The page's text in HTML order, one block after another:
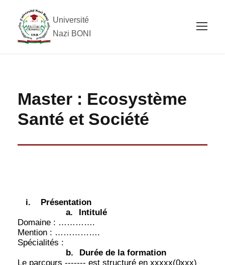
Université
Nazi BONI
Master : Ecosystème
Santé et Société
i.
Présentation
a.
Intitulé
Domaine : ………….
Mention : …………….
Spécialités :
b.
Durée de la formation
Le parcours ------- est structuré en xxxxx(0xxx)